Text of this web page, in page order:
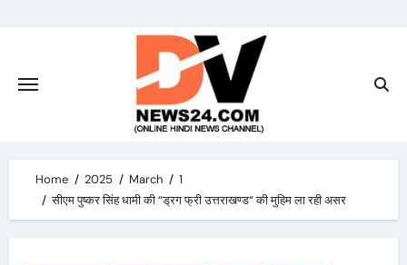
Home 2025 March
1
सीएम पुष्कर सिंह धामी की “ड्रग फ्री उत्तराखण्ड“ की मुहिम ला रही असर